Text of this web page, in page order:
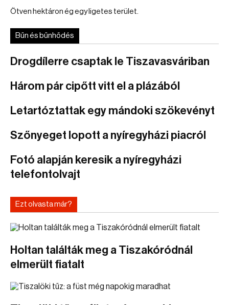
Ötven hektáron ég egy ligetes terület.
Bűn és bűnhődés
Drogdílerre csaptak le Tiszavasváriban
Három pár cipőtt vitt el a plázából
Letartóztattak egy mándoki szökevényt
Szőnyeget lopott a nyíregyházi piacról
Fotó alapján keresik a nyíregyházi
telefontolvajt
Ezt olvasta már?
Holtan találták meg a Tiszakóródnál
elmerült fiatalt